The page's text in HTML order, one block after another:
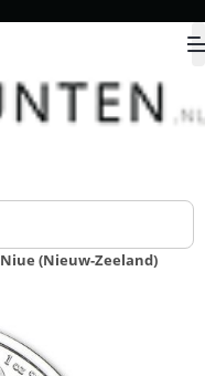
Niue (Nieuw-Zeeland)